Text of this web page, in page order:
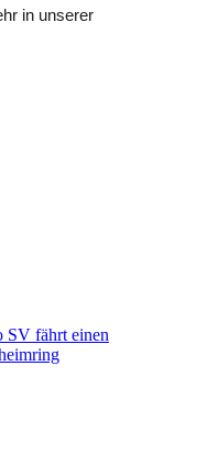
in unserer
SV fährt einen